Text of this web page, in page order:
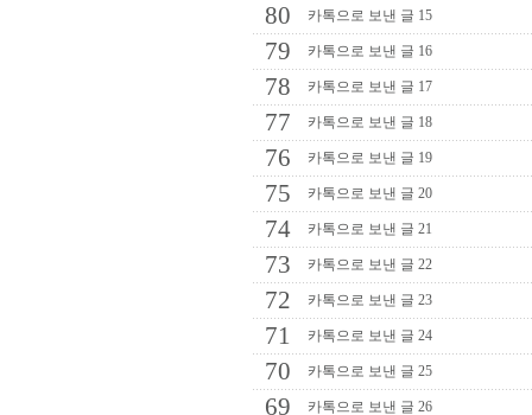
80 카톡으로 보낸 글 15
79 카톡으로 보낸 글 16
78 카톡으로 보낸 글 17
77 카톡으로 보낸 글 18
76 카톡으로 보낸 글 19
75 카톡으로 보낸 글 20
74 카톡으로 보낸 글 21
73 카톡으로 보낸 글 22
72 카톡으로 보낸 글 23
71 카톡으로 보낸 글 24
70 카톡으로 보낸 글 25
69 카톡으로 보낸 글 26